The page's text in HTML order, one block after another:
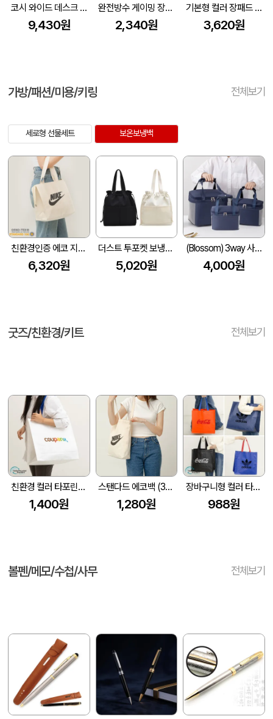
코시 와이드 데스크 매트
9,430원
완전방수 게이밍 장패드 (780x300x5mm)
2,340원
기본형 컬러 장패드 780x300 3T
3,620원
가방/패션/미용/키링 전체보기
세로형 선물세트 보온보냉백
친환경인증 에코 지퍼 보온/보냉백 (250x145x250x145mm)
6,320원
더스트 투포켓 보냉가방
5,020원
(Blossom) 3way 사각 스냅버튼 보온보냉백 1P
4,000원
굿즈/친환경/키트 전체보기
친환경 컬러 타포린백 특대형(2색) (중량 140g±5)(530x300x380mm)
1,400원
스탠다드 에코백 (350x100x370mm)
1,280원
장바구니형 컬러 타포린백 대형(4색) (중량 140g±5)(400x250x400mm)
988원
볼펜/메모/수첩/사무 전체보기